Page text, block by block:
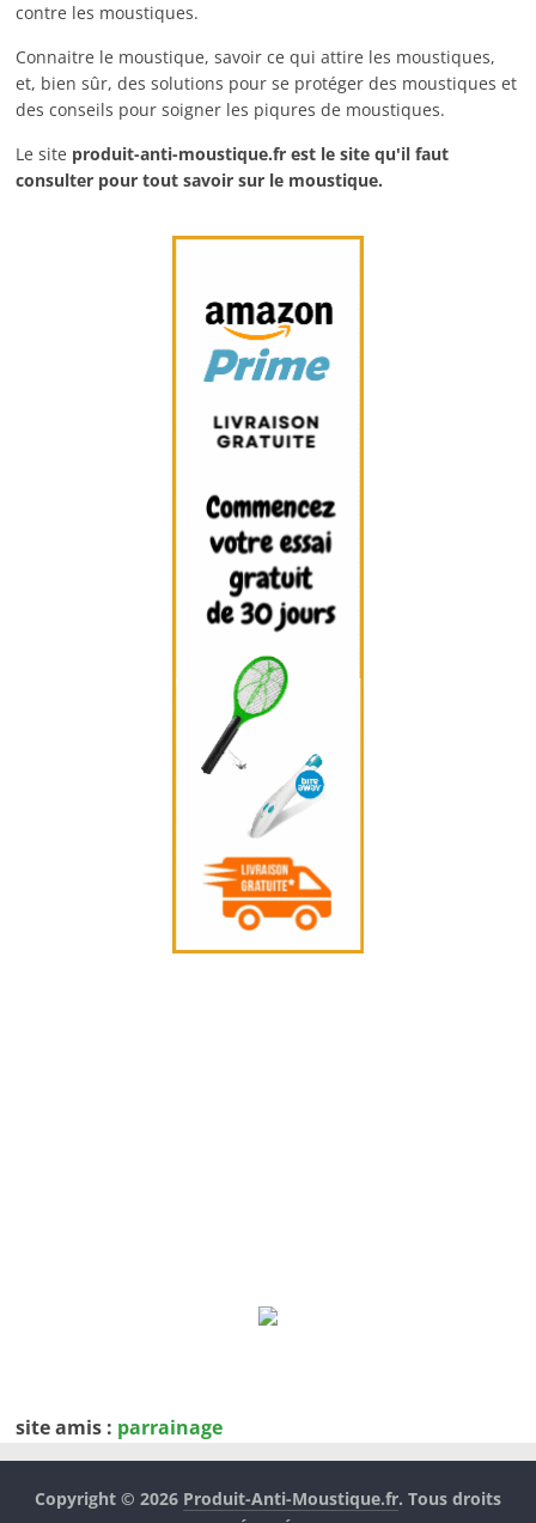
contre les moustiques.
Connaitre le moustique, savoir ce qui attire les moustiques,
et, bien sûr, des solutions pour se protéger des moustiques et
des conseils pour soigner les piqures de moustiques.
Le site produit-anti-moustique.fr est le site qu'il faut
consulter pour tout savoir sur le moustique.
site amis : parrainage
Copyright © 2026 Produit-Anti-Moustique.fr. Tous droits